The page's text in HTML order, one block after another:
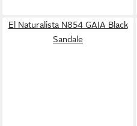
El Naturalista N854 GAIA Black
Sandale